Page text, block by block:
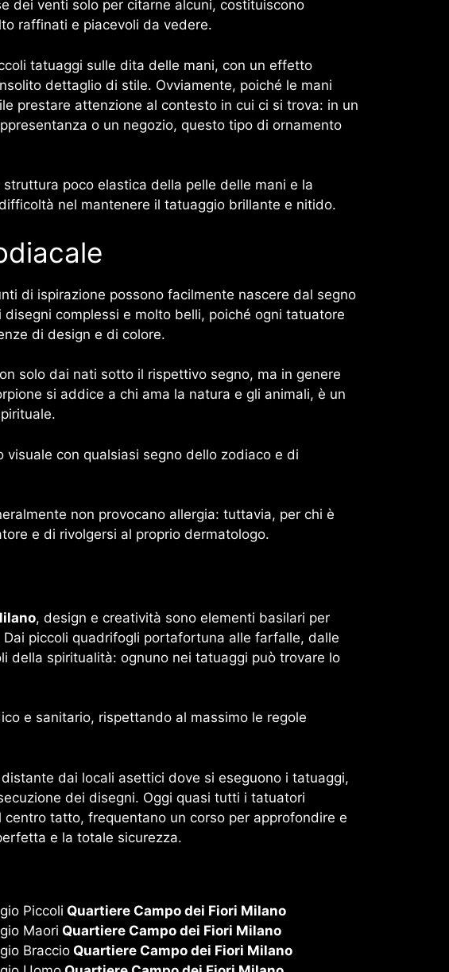
dei venti solo per citarne alcuni, costituiscono
raffinati e piacevoli da vedere.
tatuaggi sulle dita delle mani, con un effetto
dettaglio di stile. Ovviamente, poiché le mani
prestare attenzione al contesto in cui ci si trova: in un
o un negozio, questo tipo di ornamento
poco elastica della pelle delle mani e la
nel mantenere il tatuaggio brillante e nitido.
di ispirazione possono facilmente nascere dal segno
complessi e molto belli, poiché ogni tatuatore
di design e di colore.
solo dai nati sotto il rispettivo segno, ma in genere
si addice a chi ama la natura e gli animali, è un
con qualsiasi segno dello zodiaco e di
non provocano allergia: tuttavia, per chi è
e di rivolgersi al proprio dermatologo.
, design e creatività sono elementi basilari per
piccoli quadrifogli portafortuna alle farfalle, dalle
della spiritualità: ognuno nei tatuaggi può trovare lo
e sanitario, rispettando al massimo le regole
dai locali asettici dove si eseguono i tatuaggi,
dei disegni. Oggi quasi tutti i tatuatori
tatto, frequentano un corso per approfondire e
e la totale sicurezza.
Piccoli Quartiere Campo dei Fiori Milano
Maori Quartiere Campo dei Fiori Milano
Braccio Quartiere Campo dei Fiori Milano